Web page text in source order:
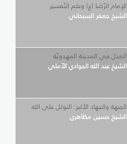
الإمام الرّضا (ع) وعلم التّفسير
الشيخ جعفر السبحاني
العدل في المدينة المهدويّة
الشيخ عبد الله الجوادي الآملي
الجبهة والجهاد الأكبر: التوكل على الله
الشيخ حسين مظاهري